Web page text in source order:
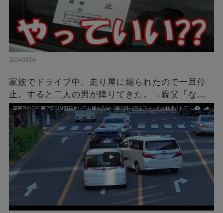
2024/09/04
家族でドライブ中、走り屋に煽られたので一旦停
止。すると二人の男が降りてきた。→親父「なん
や、なんかあったんかい？」こちらも車を降りて
話しかけに行った結果ｗｗｗ